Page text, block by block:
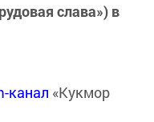
слава») в
канал «Кукмор